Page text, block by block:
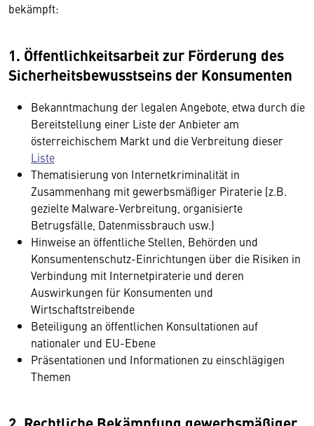
bekämpft:
1. Öffentlichkeitsarbeit zur Förderung des
Sicherheitsbewusstseins der Konsumenten
Bekanntmachung der legalen Angebote, etwa durch die
Bereitstellung einer Liste der Anbieter am
österreichischem Markt und die Verbreitung dieser
Liste
Thematisierung von Internetkriminalität in
Zusammenhang mit gewerbsmäßiger Piraterie (z.B.
gezielte Malware-Verbreitung, organisierte
Betrugsfälle, Datenmissbrauch usw.)
Hinweise an öffentliche Stellen, Behörden und
Konsumentenschutz-Einrichtungen über die Risiken in
Verbindung mit Internetpiraterie und deren
Auswirkungen für Konsumenten und
Wirtschaftstreibende
Beteiligung an öffentlichen Konsultationen auf
nationaler und EU-Ebene
Präsentationen und Informationen zu einschlägigen
Themen